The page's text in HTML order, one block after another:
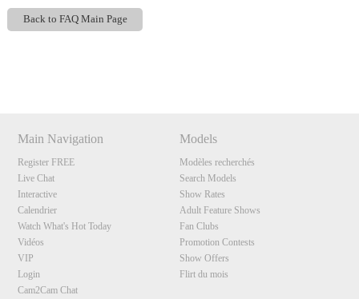
Back to FAQ Main Page
Main Navigation
Register FREE
Live Chat
Interactive
Calendrier
Watch What's Hot Today
Vidéos
VIP
Login
Cam2Cam Chat
Models
Modèles recherchés
Search Models
Show Rates
Adult Feature Shows
Fan Clubs
Promotion Contests
Show Offers
Flirt du mois
120
F
R
E
E
C
R
E
DI
T
S